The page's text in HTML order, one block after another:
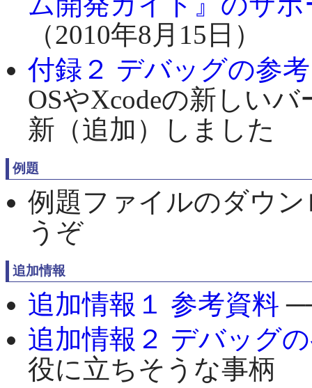
（2010年8月15日）
付録２ デバッグの参考
OSやXcodeの新しい
新（追加）しました
例題
例題ファイルのダウ
うぞ
追加情報
追加情報１ 参考資料
追加情報２ デバッグ
役に立ちそうな事柄